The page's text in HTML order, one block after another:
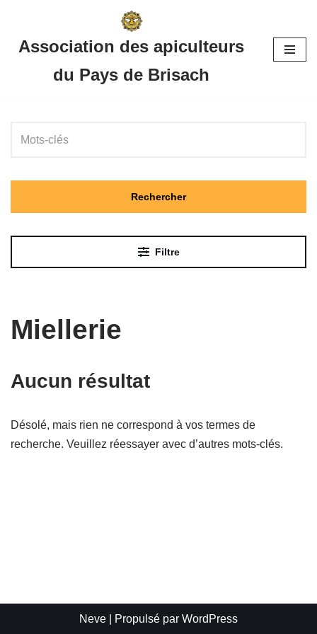
Aller
Association des apiculteurs
du Pays de Brisach
Rechercher
Filtre
Miellerie
Aucun résultat
Désolé, mais rien ne correspond à vos termes de
recherche. Veuillez réessayer avec d’autres mots-clés.
Neve | Propulsé par WordPress